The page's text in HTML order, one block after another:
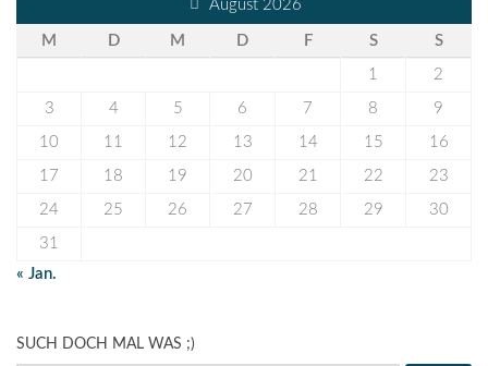
August 2026
M D M D F S S
1 2
3 4 5 6 7 8 9
10 11 12 13 14 15 16
17 18 19 20 21 22 23
24 25 26 27 28 29 30
31
« Jan.
SUCH DOCH MAL WAS ;)